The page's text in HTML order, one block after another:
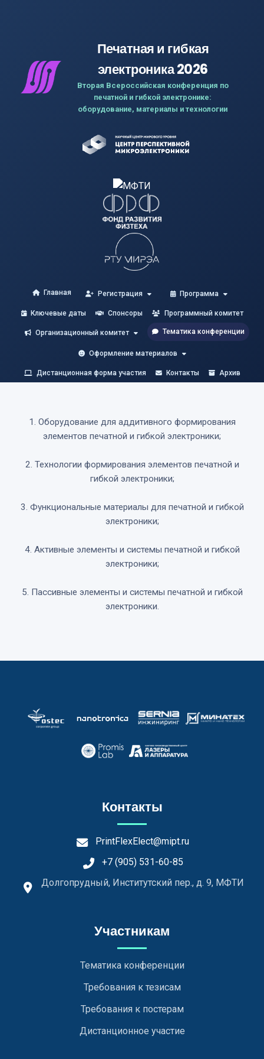
Печатная и гибкая
электроника 2026
Вторая Всероссийская конференция по
печатной и гибкой электронике:
оборудование, материалы и технологии
Главная Регистрация Программа
Ключевые даты Спонсоры Программный комитет
Организационный комитет Тематика конференции
Оформление материалов
Дистанционная форма участия Контакты Архив
1. Оборудование для аддитивного формирования
элементов печатной и гибкой электроники;
2. Технологии формирования элементов печатной и
гибкой электроники;
3. Функциональные материалы для печатной и гибкой
электроники;
4. Активные элементы и системы печатной и гибкой
электроники;
5. Пассивные элементы и системы печатной и гибкой
электроники.
Контакты
PrintFlexElect@mipt.ru
+7 (905) 531-60-85
Долгопрудный, Институтский пер., д. 9, МФТИ
Участникам
Тематика конференции
Требования к тезисам
Требования к постерам
Дистанционное участие